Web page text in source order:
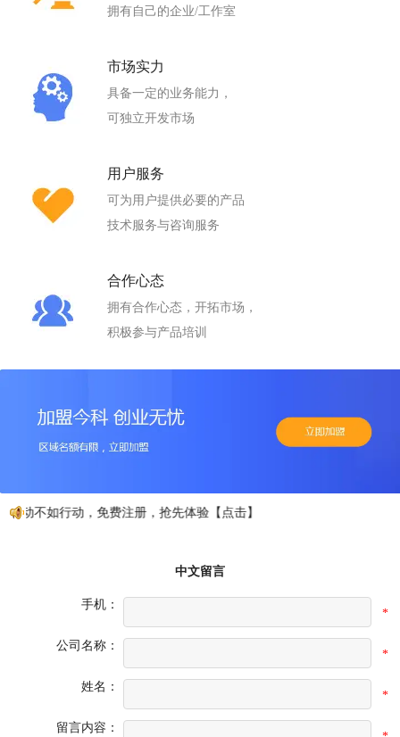
拥有自己的企业/工作室
市场实力
具备一定的业务能力，
可独立开发市场
用户服务
可为用户提供必要的产品
技术服务与咨询服务
合作心态
拥有合作心态，开拓市场，
积极参与产品培训
动不如行动，免费注册，抢先体验【点击】
中文留言
手机：
*
公司名称：
*
姓名：
*
留言内容：